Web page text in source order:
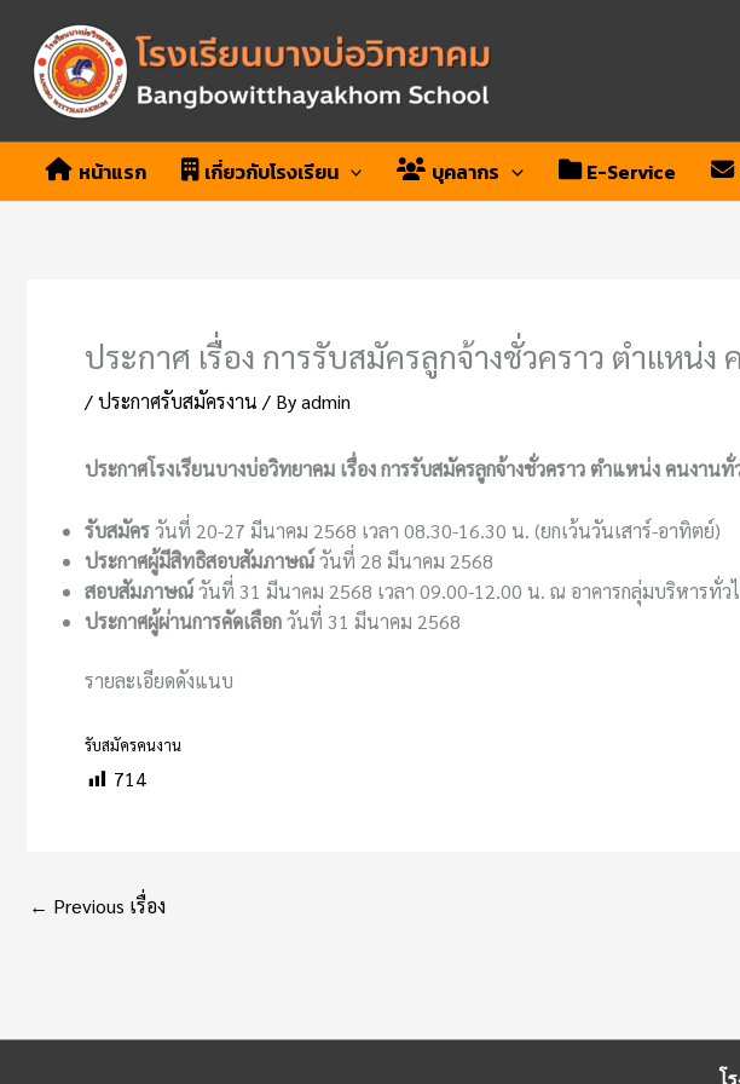
content
หน้าแรก เกี่ยวกับโรงเรียน บุคลากร E-Service
ประกาศ เรื่อง การรับสมัครลูกจ้างชั่วคราว ตำแหน่ง
/ประกาศรับสมัครงาน / Byadmin
ประกาศโรงเรียนบางบ่อวิทยาคม เรื่อง การรับสมัครลูกจ้างชั่วคราว ตำแหน่ง คนงานทั่
รับสมัครวันที่ 20-27 มีนาคม 2568 เวลา 08.30-16.30 น. (ยกเว้นวันเสาร์-อาทิตย์)
ประกาศผู้มีสิทธิสอบสัมภาษณ์วันที่ 28 มีนาคม 2568
สอบสัมภาษณ์วันที่ 31 มีนาคม 2568 เวลา 09.00-12.00 น. ณ อาคารกลุ่มบริหารทั่ว
ประกาศผู้ผ่านการคัดเลือกวันที่ 31 มีนาคม 2568
รายละเอียดดังแนบ
รับสมัครคนงาน
714
← Previous เรื่อง